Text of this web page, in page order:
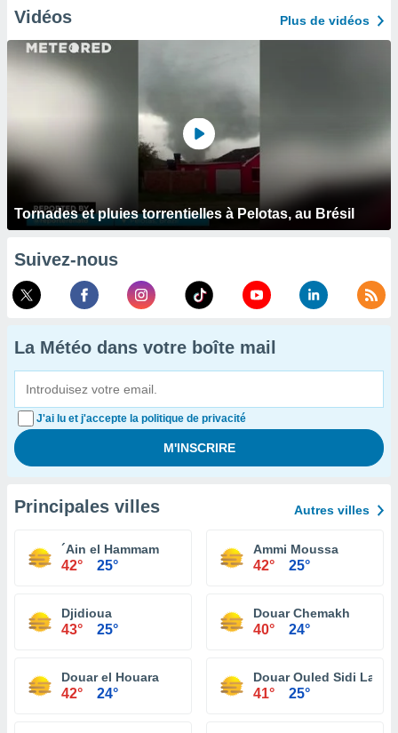
Vidéos Plus de vidéos
Tornades et pluies torrentielles à Pelotas, au Brésil
Suivez-nous
La Météo dans votre boîte mail
J'ai lu et j'accepte la politique de privacité
Principales villes Autres villes
´Ain el Hammam
42° 25°
Ammi Moussa
42° 25°
Djidioua
43° 25°
Douar Chemakh
40° 24°
Douar el Houara
42° 24°
Douar Ouled Sidi
41° 25°